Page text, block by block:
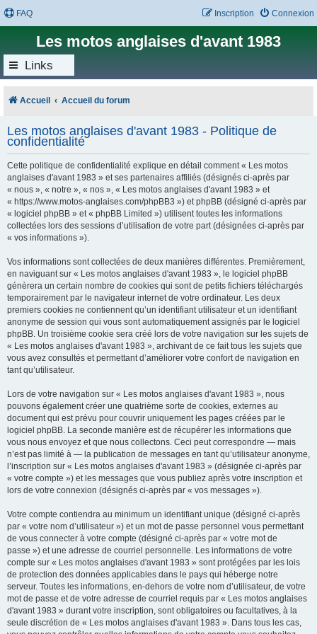
FAQ Connexion
Inscription
Les motos anglaises d'avant 1983
Links
Accueil Accueil du forum
Les motos anglaises d'avant 1983 - Politique de
confidentialité
Cette politique de confidentialité explique en détail comment « Les motos
anglaises d'avant 1983 » et ses partenaires affiliés (désignés ci-après par
« nous », « notre », « nos », « Les motos anglaises d'avant 1983 » et
« https://www.motos-anglaises.com/phpBB3 ») et phpBB (désigné ci-après par
« logiciel phpBB » et « phpBB Limited ») utilisent toutes les informations
collectées lors des sessions d’utilisation de votre part (désignées ci-après par
« vos informations »).
Vos informations sont collectées de deux manières différentes. Premièrement,
en naviguant sur « Les motos anglaises d'avant 1983 », le logiciel phpBB
génèrera un certain nombre de cookies qui sont de petits fichiers téléchargés
temporairement par le navigateur internet de votre ordinateur. Les deux
premiers cookies ne contiennent qu’un identifiant utilisateur et un identifiant
anonyme de session qui vous sont automatiquement assignés par le logiciel
phpBB. Un troisième cookie sera créé lors de votre navigation sur les sujets de
« Les motos anglaises d'avant 1983 », archivant de ce fait tous les sujets que
vous avez consultés et permettant d’améliorer votre confort de navigation en
tant qu’utilisateur.
Lors de votre navigation sur « Les motos anglaises d'avant 1983 », nous
pouvons également créer une quatrième sorte de cookies, externes au
document qui est prévu pour couvrir uniquement les pages créées par le
logiciel phpBB. La seconde manière est de récupérer les informations que
vous nous envoyez et que nous collectons. Ceci peut correspondre — mais
n’est pas limité à — la publication de messages en tant qu’utilisateur anonyme,
l’inscription sur « Les motos anglaises d'avant 1983 » (désignée ci-après par
« votre compte ») et les messages que vous publiez après votre inscription et
lors de votre connexion (désignés ci-après par « vos messages »).
Votre compte contiendra au minimum un identifiant unique (désigné ci-après
par « votre nom d’utilisateur ») et un mot de passe personnel vous permettant
de vous connecter à votre compte (désigné ci-après par « votre mot de
passe ») et une adresse de courriel personnelle. Les informations de votre
compte sur « Les motos anglaises d'avant 1983 » sont protégées par les lois
de protection des données applicables dans le pays qui héberge notre
serveur. Toutes les informations, en-dehors de votre nom d’utilisateur, de votre
mot de passe et de votre adresse de courriel requis par « Les motos anglaises
d'avant 1983 » durant votre inscription, sont obligatoires ou facultatives, à la
seule discrétion de « Les motos anglaises d'avant 1983 ». Dans tous les cas,